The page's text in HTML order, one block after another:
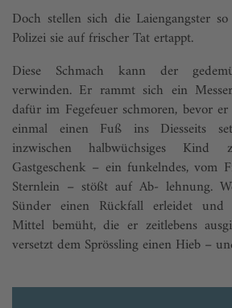
Doch stellen sich die Laiengangster
Polizei sie auf frischer Tat ertappt.
Diese Schmach kann der
verwinden. Er rammt sich ein
dafür im Fegefeuer schmoren, bevor
einmal einen Fuß ins Diesseits
inzwischen halbwüchsiges Kind
Gastgeschenk – ein funkelndes, vom
Sternlein – stößt auf Ab- lehnung.
Sünder einen Rückfall erleidet und
Mittel bemüht, die er zeitlebens
versetzt dem Sprössling einen Hieb –